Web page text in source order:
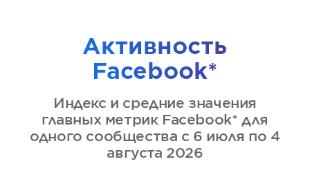
Активность
Facebook*
Индекс и средние значения
главных метрик Facebook* для
одного сообщества с 6 июля по 4
августа 2026